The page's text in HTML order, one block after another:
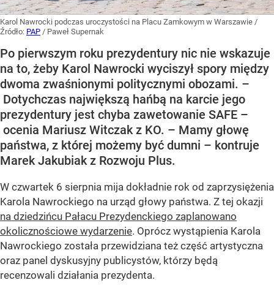
Karol Nawrocki podczas uroczystości na Placu Zamkowym w Warszawie /
Źródło: PAP / Paweł Supernak
Po pierwszym roku prezydentury nic nie wskazuje
na to, żeby Karol Nawrocki wyciszył spory między
dwoma zwaśnionymi politycznymi obozami. –
Dotychczas największą hańbą na karcie jego
prezydentury jest chyba zawetowanie SAFE –
ocenia Mariusz Witczak z KO. – Mamy głowę
państwa, z której możemy być dumni – kontruje
Marek Jakubiak z Rozwoju Plus.
W czwartek 6 sierpnia mija dokładnie rok od zaprzysiężenia
Karola Nawrockiego na urząd głowy państwa. Z tej okazji
na dziedzińcu Pałacu Prezydenckiego zaplanowano
okolicznościowe wydarzenie. Oprócz wystąpienia Karola
Nawrockiego została przewidziana też część artystyczna
oraz panel dyskusyjny publicystów, którzy będą
recenzowali działania prezydenta.